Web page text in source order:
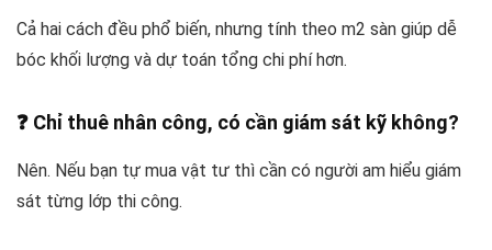
Cả hai cách đều phổ biến, nhưng tính theo m2 sàn giúp dễ
bóc khối lượng và dự toán tổng chi phí hơn.
❓ Chỉ thuê nhân công, có cần giám sát kỹ không?
Nên. Nếu bạn tự mua vật tư thì cần có người am hiểu giám
sát từng lớp thi công.